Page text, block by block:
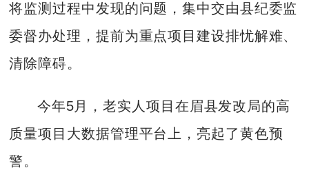
将监测过程中发现的问题，集中交由县纪委监
委督办处理，提前为重点项目建设排忧解难、
清除障碍。
今年5月，老实人项目在眉县发改局的高
质量项目大数据管理平台上，亮起了黄色预
警。